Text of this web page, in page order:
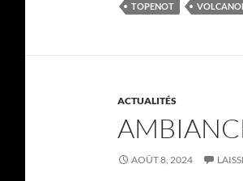
TOPENOT
ACTUALITÉS
AOÛT 8, 2024